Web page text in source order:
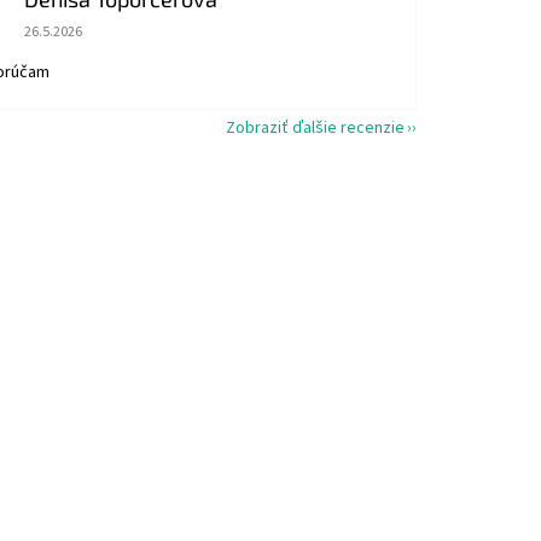
Hodnotenie obchodu je 5 z 5 hviezdičiek.
26.5.2026
Zobraziť ďalšie recenzie